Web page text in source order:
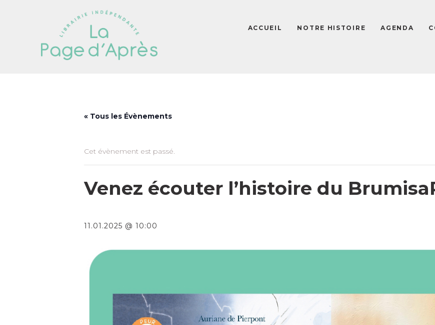
ACCUEIL NOTRE HISTOIRE AGENDA
« Tous les Évènements
Cet évènement est passé.
Venez écouter l’histoire du
11.01.2025 @ 10:00